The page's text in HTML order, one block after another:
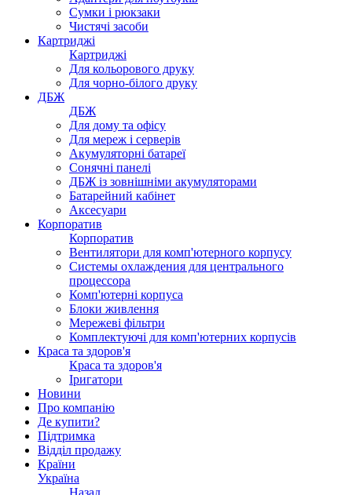
Сумки і рюкзаки
Чистячі засоби
Картриджі
Картриджі
Для кольорового друку
Для чорно-білого друку
ДБЖ
ДБЖ
Для дому та офісу
Для мереж і серверів
Акумуляторні батареї
Сонячні панелі
ДБЖ із зовнішніми акумуляторами
Батарейний кабінет
Аксесуари
Корпоратив
Корпоратив
Вентилятори для комп'ютерного корпусу
Системы охлаждения для центрального
процессора
Комп'ютерні корпуса
Блоки живлення
Мережеві фільтри
Комплектуючі для комп'ютерних корпусів
Краса та здоров'я
Краса та здоров'я
Іригатори
Новини
Про компанію
Де купити?
Підтримка
Відділ продажу
Країни
Україна
Назад